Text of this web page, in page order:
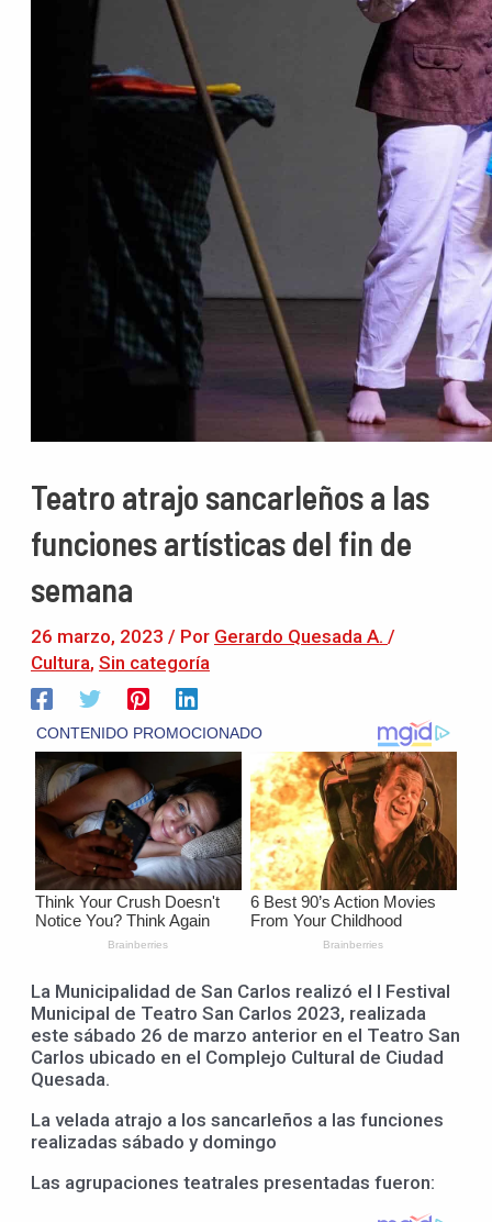
Teatro atrajo sancarleños a las
funciones artísticas del fin de
semana
26 marzo, 2023 / Por Gerardo Quesada A. /
Cultura, Sin categoría
La Municipalidad de San Carlos realizó el I Festival
Municipal de Teatro San Carlos 2023, realizada
este sábado 26 de marzo anterior en el Teatro San
Carlos ubicado en el Complejo Cultural de Ciudad
Quesada.
La velada atrajo a los sancarleños a las funciones
realizadas sábado y domingo
Las agrupaciones teatrales presentadas fueron: